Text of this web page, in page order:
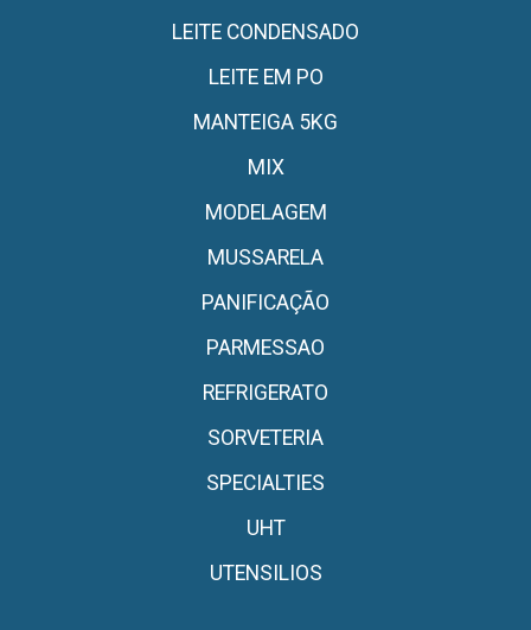
LEITE CONDENSADO
LEITE EM PO
MANTEIGA 5KG
MIX
MODELAGEM
MUSSARELA
PANIFICAÇÃO
PARMESSAO
REFRIGERATO
SORVETERIA
SPECIALTIES
UHT
UTENSILIOS